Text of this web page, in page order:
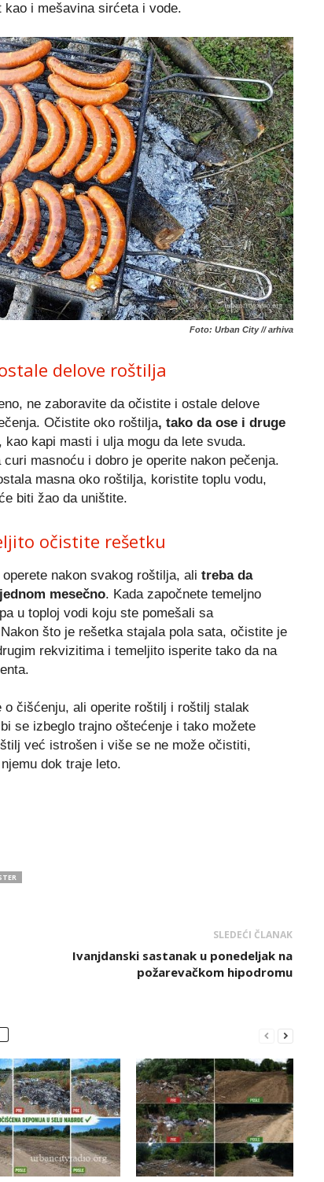
i mešavina sirćeta i vode.
Foto: Urban City // arhiva
delove roštilja
ne zaboravite da očistite i ostale delove
Očistite oko roštilja, tako da ose i druge
kao kapi masti i ulja mogu da lete svuda.
masnoću i dobro je operite nakon pečenja.
masna oko roštilja, koristite toplu vodu,
biti žao da uništite.
očistite rešetku
nakon svakog roštilja, ali treba da
mesečno. Kada započnete temeljno
u toploj vodi koju ste pomešali sa
što je rešetka stajala pola sata, očistite je
rekvizitima i temeljito isperite tako da na
čišćenju, ali operite roštilj i roštilj stalak
se izbeglo trajno oštećenje i tako možete
već istrošen i više se ne može očistiti,
dok traje leto.
SLEDEĆI ČLANAK
Ivanjdanski sastanak u ponedeljak na
požarevačkom hipodromu